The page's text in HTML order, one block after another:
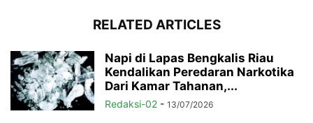
RELATED ARTICLES
Napi di Lapas Bengkalis Riau
Kendalikan Peredaran Narkotika
Dari Kamar Tahanan,...
Redaksi-02 - 13/07/2026